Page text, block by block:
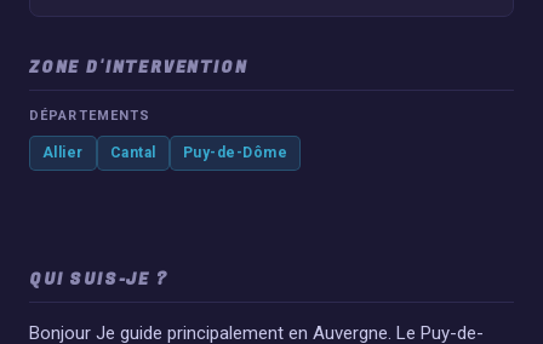
QUI SUIS-JE ?
Bonjour Je guide principalement en Auvergne. Le Puy-de-
ZONE D'INTERVENTION
DÉPARTEMENTS
Allier Cantal Puy-de-Dôme